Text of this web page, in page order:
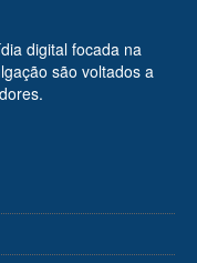
digital focada na
são voltados a